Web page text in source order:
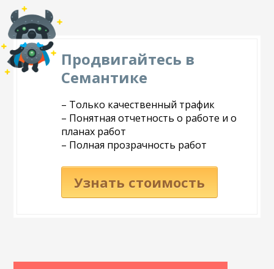
Продвигайтесь в
Семантике
– Только качественный трафик
– Понятная отчетность о работе и о
планах работ
– Полная прозрачность работ
Узнать стоимость